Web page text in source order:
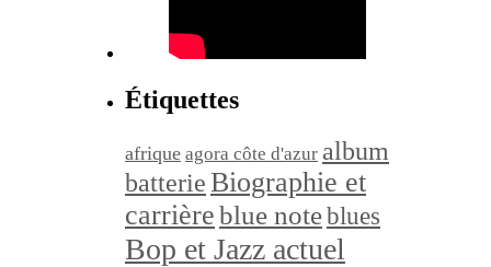
Étiquettes
afrique agora côte d'azur album
batterieBiographie et
carrièreblue noteblues
Bop et Jazz actuel